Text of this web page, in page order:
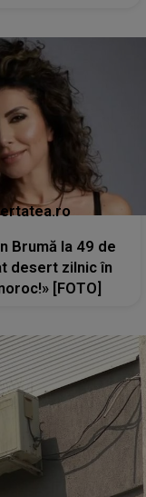
Brumă la 49 de
desert zilnic în
[FOTO]